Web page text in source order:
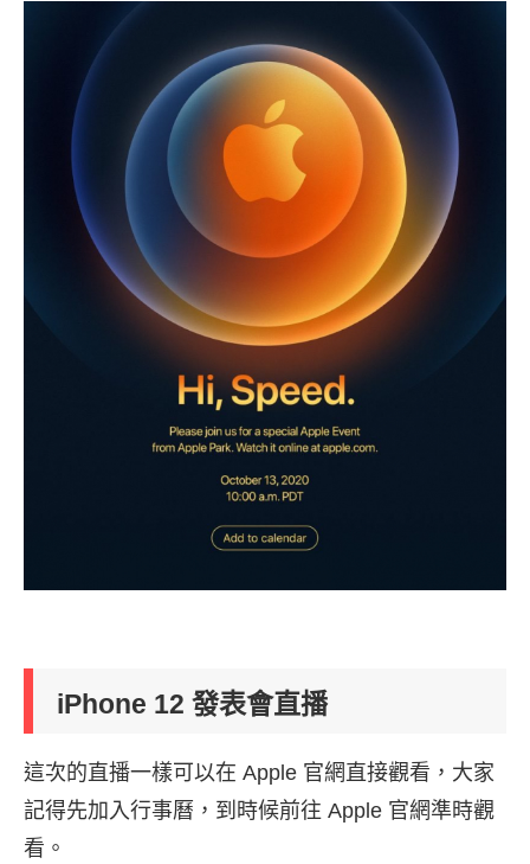
iPhone 12 發表會直播
這次的直播一樣可以在 Apple 官網直接觀看，大家
記得先加入行事曆，到時候前往 Apple 官網準時觀
看。